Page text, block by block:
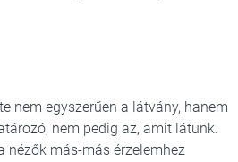
nem egyszerűen a látvány, hanem
nem pedig az, amit látunk.
nézők más-más érzelemhez